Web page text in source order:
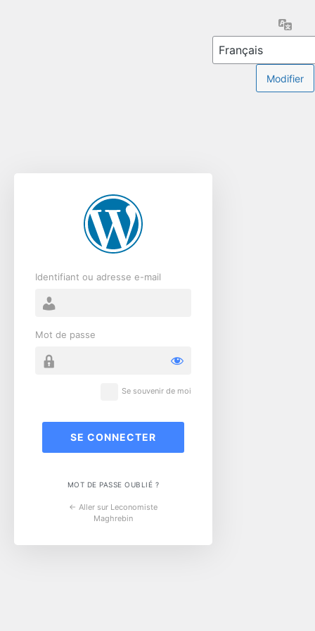
Identifiant ou adresse e-mail
Mot de passe
Se souvenir de moi
MOT DE PASSE OUBLIÉ ?
← Aller sur Leconomiste
Maghrebin